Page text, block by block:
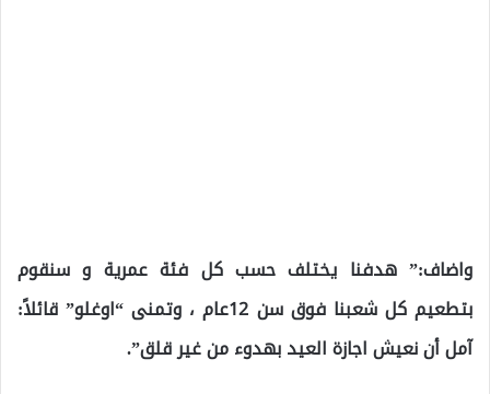
واضاف:” هدفنا يختلف حسب كل فئة عمرية و سنقوم
بتطعيم كل شعبنا فوق سن 12عام ، وتمنى “اوغلو” قائلاً:
آمل أن نعيش اجازة العيد بهدوء من غير قلق”.